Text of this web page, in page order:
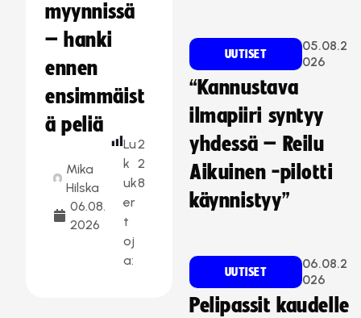
myynnissä
– hanki
ennen
ensimmäist
ä peliä
Mika
Hilska
06.08.
2026
Lu
k
uk
er
t
oj
a:
2
2
8
UUTISET
05.08.2
026
“Kannustava
ilmapiiri syntyy
yhdessä – Reilu
Aikuinen -pilotti
käynnistyy”
UUTISET
06.08.2
026
Pelipassit kaudelle